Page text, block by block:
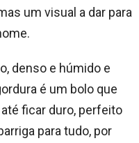
um visual a dar para
denso e húmido e
é um bolo que
ficar duro, perfeito
para tudo, por